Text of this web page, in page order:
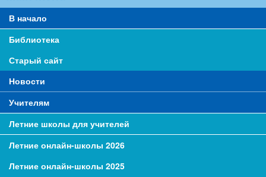
В начало
Библиотека
Старый сайт
Новости
Учителям
Летние школы для учителей
Летние онлайн-школы 2026
Летние онлайн-школы 2025